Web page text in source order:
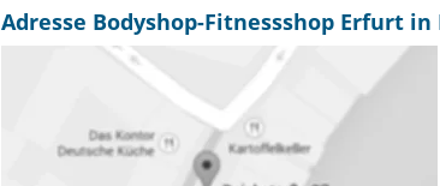
Adresse Bodyshop-Fitnessshop Erfurt